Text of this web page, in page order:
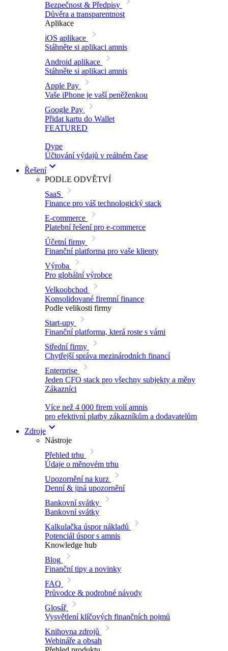
Bezpečnost & Předpisy
Důvěra a transparentnost
Aplikace
iOS aplikace
Stáhněte si aplikaci amnis
Android aplikace
Stáhněte si aplikaci amnis
Apple Pay
Vaše iPhone je vaší peněženkou
Google Pay
Přidat kartu do Wallet
FEATURED
Dype
Účtování výdajů v reálném čase
Řešení
PODLE ODVĚTVÍ
SaaS
Finance pro váš technologický stack
E-commerce
Platební řešení pro e-commerce
Účetní firmy
Finanční platforma pro vaše klienty
Výroba
Pro globální výrobce
Velkoobchod
Konsolidované firemní finance
Podle velikosti firmy
Start-upy
Finanční platforma, která roste s vámi
Střední firmy
Chytřejší správa mezinárodních financí
Enterprise
Jeden CFO stack pro všechny subjekty a měny
Zákazníci
Více než 4 000 firem volí amnis
pro efektivní platby zákazníkům a dodavatelům
Zdroje
Nástroje
Přehled trhu
Údaje o měnovém trhu
Upozornění na kurz
Denní & jiná upozornění
Bankovní svátky
Bankovní svátky
Kalkulačka úspor nákladů
Potenciál úspor s amnis
Knowledge hub
Blog
Finanční tipy a novinky
FAQ
Průvodce & podrobné návody
Glosář
Vysvětlení klíčových finančních pojmů
Knihovna zdrojů
Webináře a obsah